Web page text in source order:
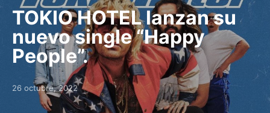
TOKIO HOTEL lanzan su
nuevo single “Happy
People”.
Posted on
26 octubre, 2022